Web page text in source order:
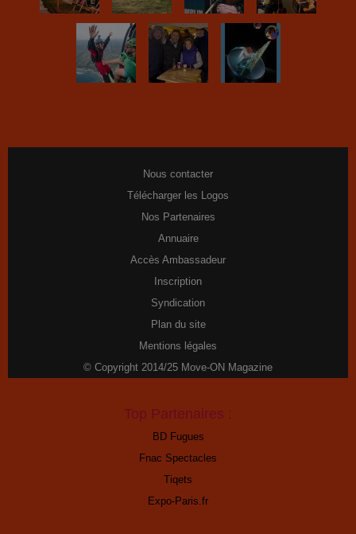
Nous contacter
Télécharger les Logos
Nos Partenaires
Annuaire
Accès Ambassadeur
Inscription
Syndication
Plan du site
Mentions légales
© Copyright 2014/25 Move-ON Magazine
BD Fugues
Fnac Spectacles
Tiqets
Expo-Paris.fr